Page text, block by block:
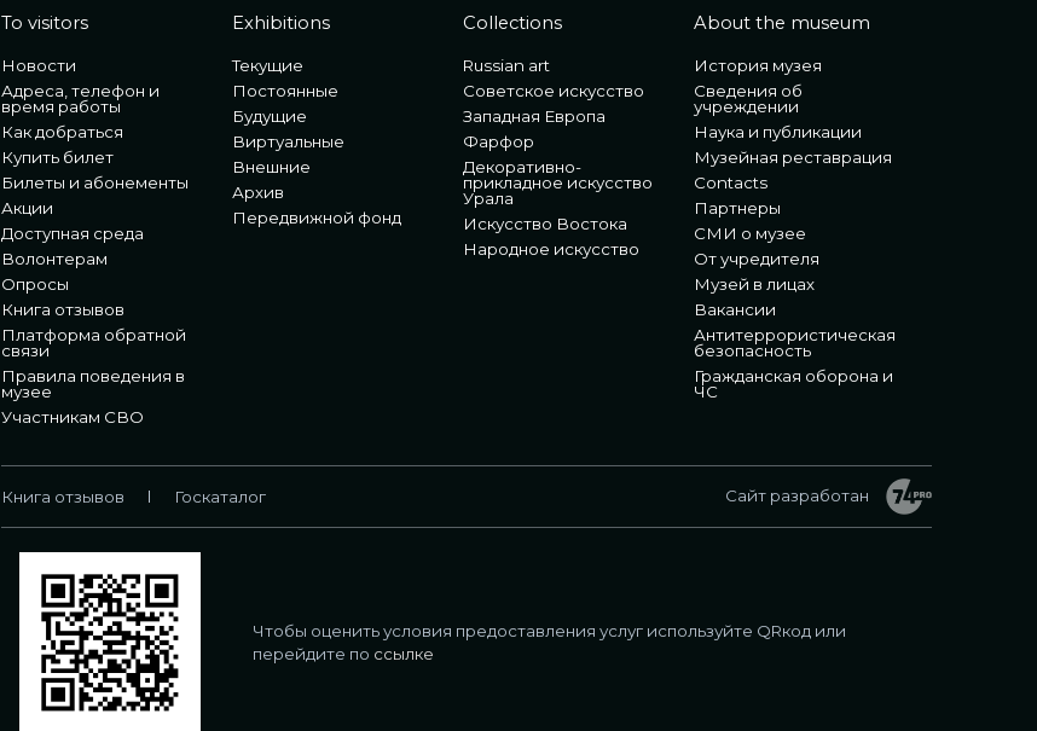
To visitors
Новости
Адреса, телефон и
время работы
Как добраться
Купить билет
Билеты и абонементы
Акции
Доступная среда
Волонтерам
Опросы
Книга отзывов
Платформа обратной
связи
Правила поведения в
музее
Участникам СВО
Exhibitions
Текущие
Постоянные
Будущие
Виртуальные
Внешние
Архив
Передвижной фонд
Collections
Russian art
Советское искусство
Западная Европа
Фарфор
Декоративно-
прикладное искусство
Урала
Искусство Востока
Народное искусство
About the museum
История музея
Сведения об
учреждении
Наука и публикации
Музейная реставрация
Contacts
Партнеры
СМИ о музее
От учредителя
Музей в лицах
Вакансии
Антитеррористическая
безопасность
Гражданская оборона и
ЧС
Сайт разработан
Книга отзывов Госкаталог
Чтобы оценить условия предоставления услуг используйте QRкод или
перейдите по ссылке